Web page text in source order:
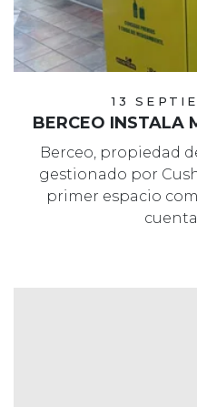
13
BERCEO INSTALA
Berceo, propiedad
gestionado por
primer espacio